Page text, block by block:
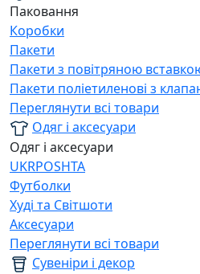
Паковання
Коробки
Пакети
Пакети з повітряною
Пакети поліетиленові з
Переглянути всі товари
Одяг і аксесуари
Одяг і аксесуари
UKRPOSHTA
Футболки
Худі та Світшоти
Аксесуари
Переглянути всі товари
Сувеніри і декор